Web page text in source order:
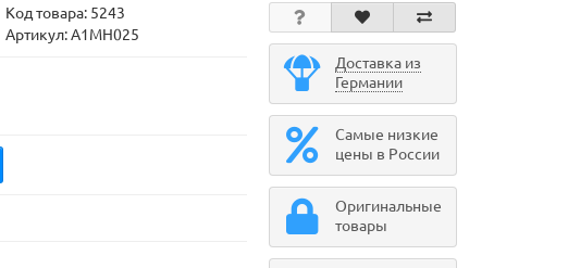
Код товара: 5243
Артикул: A1MH025
Доставка из
Германии
Самые низкие
цены в России
Оригинальные
товары